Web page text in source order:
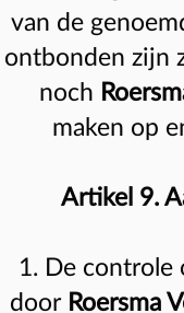
van de
ontbonden zijn
noch
maken op
Artikel 9.
1. De controle
door Roersma